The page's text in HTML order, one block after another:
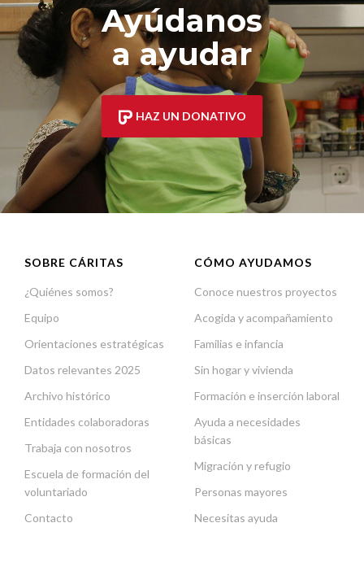
Ayúdanos
a ayudar
HAZ UN DONATIVO
SOBRE CÁRITAS
¿Quiénes somos?
Equipo
Orientaciones estratégicas
Datos relevantes 2025
Archivo histórico
Entidades colaboradoras
Trabaja con nosotros
Escuela de formación del
voluntariado
Contacto
CÓMO AYUDAMOS
Conoce nuestros proyectos
Acogida y acompañamiento
Familias e infancia
Sin hogar y vivienda
Formación e inserción laboral
Ayuda a necesidades
básicas
Migración y refugio
Personas mayores
Necesitas ayuda